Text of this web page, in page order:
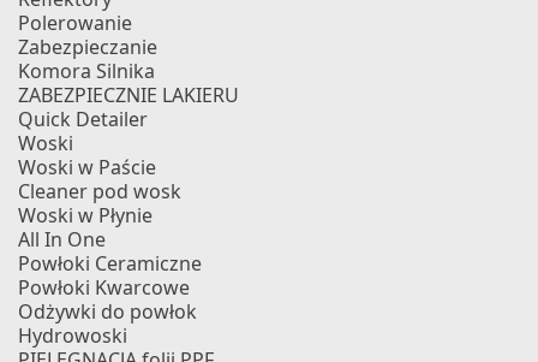
Polerowanie
Zabezpieczanie
Komora Silnika
ZABEZPIECZNIE LAKIERU
Quick Detailer
Woski
Woski w Paście
Cleaner pod wosk
Woski w Płynie
All In One
Powłoki Ceramiczne
Powłoki Kwarcowe
Odżywki do powłok
Hydrowoski